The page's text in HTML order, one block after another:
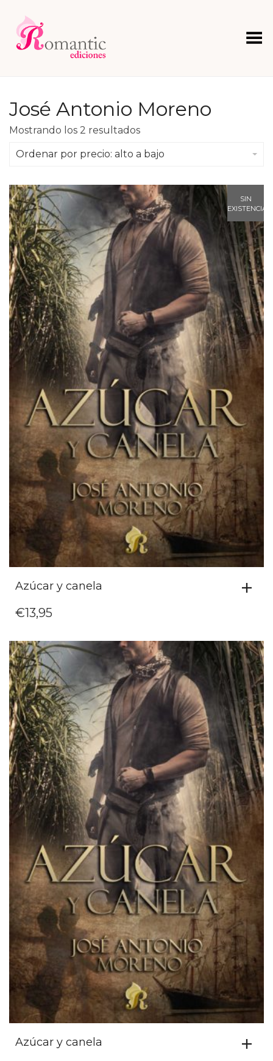
Menú
José Antonio Moreno
Mostrando los 2 resultadosOrdenado
precio:
alto
Ordenar por precio: alto a bajo
SIN
EXISTENCIAS
Azúcar y canela
€13,95
Azúcar y canela